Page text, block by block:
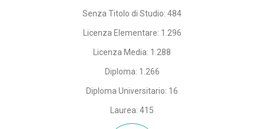
Senza Titolo di Studio: 484
Licenza Elementare: 1.296
Licenza Media: 1.288
Diploma: 1.266
Diploma Universitario: 16
Laurea: 415